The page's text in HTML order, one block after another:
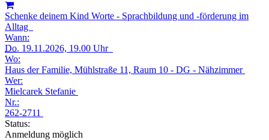
Schenke deinem Kind Worte - Sprachbildung und -förderung im
Alltag
Wann:
Do. 19.11.2026, 19.00 Uhr
Wo:
Haus der Familie, Mühlstraße 11, Raum 10 - DG - Nähzimmer
Wer:
Mielcarek Stefanie
Nr.:
262-2711
Status:
Anmeldung möglich